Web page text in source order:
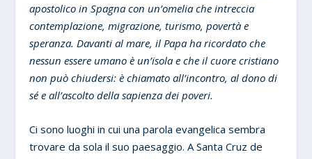
apostolico in Spagna con un’omelia che intreccia
contemplazione, migrazione, turismo, povertà e
speranza. Davanti al mare, il Papa ha ricordato che
nessun essere umano è un’isola e che il cuore cristiano
non può chiudersi: è chiamato all’incontro, al dono di
sé e all’ascolto della sapienza dei poveri.
Ci sono luoghi in cui una parola evangelica sembra
trovare da sola il suo paesaggio. A Santa Cruz de